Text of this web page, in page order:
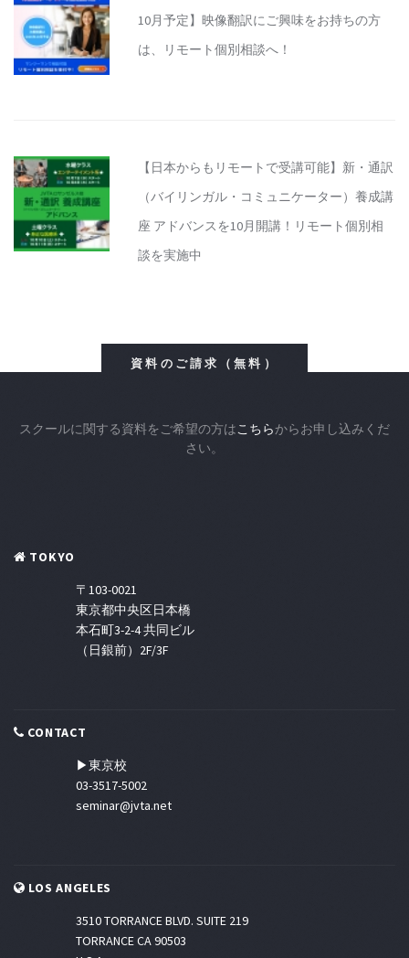
10月予定】映像翻訳にご興味をお持ちの方
は、リモート個別相談へ！
【日本からもリモートで受講可能】新・通訳
（バイリンガル・コミュニケーター）養成講
座 アドバンスを10月開講！リモート個別相
談を実施中
資料のご請求（無料）
スクールに関する資料をご希望の方はこちらからお申し込みくだ
さい。
TOKYO
〒103-0021
東京都中央区日本橋
本石町3-2-4 共同ビル
（日銀前）2F/3F
CONTACT
▶東京校
03-3517-5002
seminar@jvta.net
LOS ANGELES
3510 TORRANCE BLVD. SUITE 219
TORRANCE CA 90503